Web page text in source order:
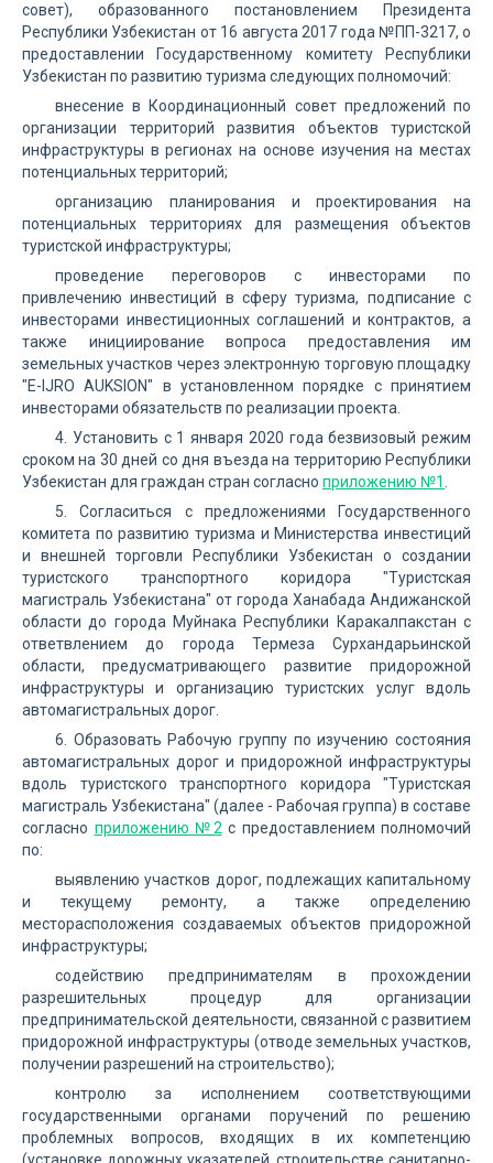
совет), образованного постановлением Президента
Республики Узбекистан от 16 августа 2017 года №ПП-3217, о
предоставлении Государственному комитету Республики
Узбекистан по развитию туризма следующих полномочий:
внесение в Координационный совет предложений по
организации территорий развития объектов туристской
инфраструктуры в регионах на основе изучения на местах
потенциальных территорий;
организацию планирования и проектирования на
потенциальных территориях для размещения объектов
туристской инфраструктуры;
проведение переговоров с инвесторами по
привлечению инвестиций в сферу туризма, подписание с
инвесторами инвестиционных соглашений и контрактов, а
также инициирование вопроса предоставления им
земельных участков через электронную торговую площадку
"E-IJRO AUKSION" в установленном порядке с принятием
инвесторами обязательств по реализации проекта.
4. Установить с 1 января 2020 года безвизовый режим
сроком на 30 дней со дня въезда на территорию Республики
Узбекистан для граждан стран согласно приложению №1
5. Согласиться с предложениями Государственного
комитета по развитию туризма и Министерства инвестиций
и внешней торговли Республики Узбекистан о создании
туристского транспортного коридора "Туристская
магистраль Узбекистана" от города Ханабада Андижанской
области до города Муйнака Республики Каракалпакстан с
ответвлением до города Термеза Сурхандарьинской
области, предусматривающего развитие придорожной
инфраструктуры и организацию туристских услуг вдоль
автомагистральных дорог.
6. Образовать Рабочую группу по изучению состояния
автомагистральных дорог и придорожной инфраструктуры
вдоль туристского транспортного коридора "Туристская
магистраль Узбекистана" (далее - Рабочая группа) в составе
согласно приложению №2 с предоставлением полномочий
по:
выявлению участков дорог, подлежащих капитальному
и текущему ремонту, а также определению
месторасположения создаваемых объектов придорожной
инфраструктуры;
содействию предпринимателям в прохождении
разрешительных процедур для организации
предпринимательской деятельности, связанной с развитием
придорожной инфраструктуры (отводе земельных участков,
получении разрешений на строительство);
контролю за исполнением соответствующими
государственными органами поручений по решению
проблемных вопросов, входящих в их компетенцию